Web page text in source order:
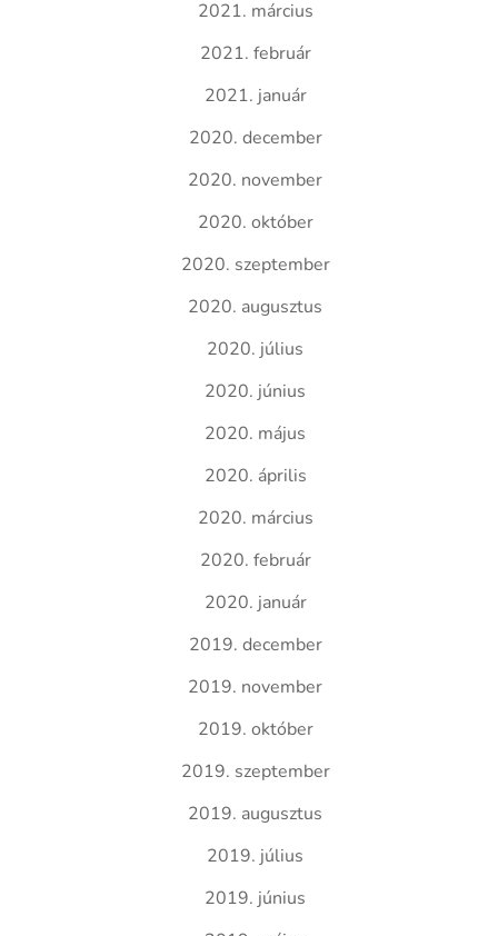
2021. március
2021. február
2021. január
2020. december
2020. november
2020. október
2020. szeptember
2020. augusztus
2020. július
2020. június
2020. május
2020. április
2020. március
2020. február
2020. január
2019. december
2019. november
2019. október
2019. szeptember
2019. augusztus
2019. július
2019. június